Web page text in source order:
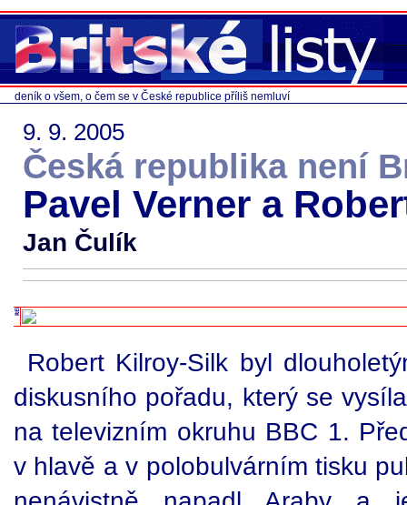
deník o všem, o čem se v České republice příliš nemluví
9. 9. 2005
Česká republika není
Pavel Verner a
Jan Čulík
Robert Kilroy-Silk byl
diskusního pořadu, který se
na televizním okruhu BBC 1.
v hlavě a v polobulvárním tisku